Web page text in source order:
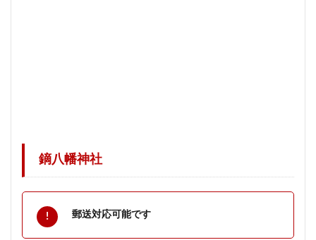
鏑八幡神社
郵送対応可能です